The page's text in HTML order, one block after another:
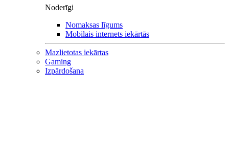
Noderīgi
Nomaksas līgums
Mobilais internets iekārtās
Mazlietotas iekārtas
Gaming
Izpārdošana